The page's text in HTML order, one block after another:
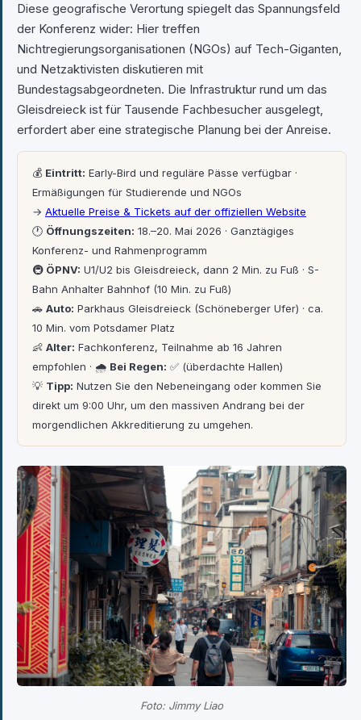
Diese geografische Verortung spiegelt das Spannungsfeld
der Konferenz wider: Hier treffen
Nichtregierungsorganisationen (NGOs) auf Tech-Giganten,
und Netzaktivisten diskutieren mit
Bundestagsabgeordneten. Die Infrastruktur rund um das
Gleisdreieck ist für Tausende Fachbesucher ausgelegt,
erfordert aber eine strategische Planung bei der Anreise.
💰 Eintritt: Early-Bird und reguläre Pässe verfügbar ·
Ermäßigungen für Studierende und NGOs
→ Aktuelle Preise & Tickets auf der offiziellen Website
🕐 Öffnungszeiten: 18.–20. Mai 2026 · Ganztägiges
Konferenz- und Rahmenprogramm
🚇 ÖPNV: U1/U2 bis Gleisdreieck, dann 2 Min. zu Fuß · S-
Bahn Anhalter Bahnhof (10 Min. zu Fuß)
🚗 Auto: Parkhaus Gleisdreieck (Schöneberger Ufer) · ca.
10 Min. vom Potsdamer Platz
👶 Alter: Fachkonferenz, Teilnahme ab 16 Jahren
empfohlen · 🌧 Bei Regen: ✅ (überdachte Hallen)
💡 Tipp: Nutzen Sie den Nebeneingang oder kommen Sie
direkt um 9:00 Uhr, um den massiven Andrang bei der
morgendlichen Akkreditierung zu umgehen.
Foto: Jimmy Liao